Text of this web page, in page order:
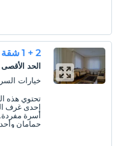
التدخين
ممنوع التدخين في الغرفة
طفل (أطفال)
لا يمكن تسكين الأطفال
2 + 1 شقة
الحد
خيارات
تحتوي هذه
إحدى غرف
أسرة
حمامان